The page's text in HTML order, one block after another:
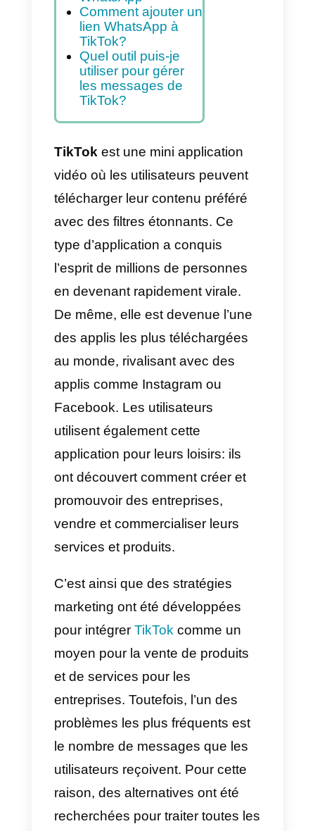
Indice
Qu’est-ce que
TikTok?
Avantages de faire
évoluer TikTok avec
WhatsApp
Comment ajouter un
TikTok?
Quel outil puis-je
utiliser pour gérer
les messages de
TikTok?
TikTokest une mini application
vidéo où les utilisateurs peuvent
télécharger leur contenu préféré
avec des filtres étonnants. Ce
type d’application a conquis
l’esprit de millions de personnes
en devenant rapidement virale.
De même, elle est devenue l’une
des applis les plus téléchargées
au monde, rivalisant avec des
applis comme Instagram ou
Facebook. Les utilisateurs
utilisent également cette
application pour leurs loisirs: ils
ont découvert comment créer et
promouvoir des entreprises,
vendre et commercialiser leurs
services et produits.
C’est ainsi que des stratégies